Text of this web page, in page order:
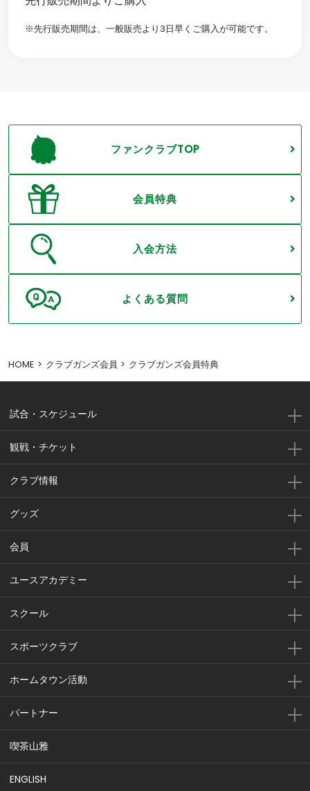
※先行販売期間は、一般販売より3日早くご購入が可能です。
ファンクラブTOP
会員特典
入会方法
よくある質問
HOME クラブガンズ会員 クラブガンズ会員特典
試合・スケジュール
観戦・チケット
クラブ情報
グッズ
会員
ユースアカデミー
スクール
スポーツクラブ
ホームタウン活動
パートナー
喫茶山雅
ENGLISH